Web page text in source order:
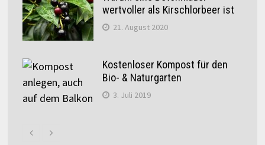
wertvoller als Kirschlorbeer ist
21. August 2020
Kostenloser Kompost für den
Bio- & Naturgarten
3. Juli 2019